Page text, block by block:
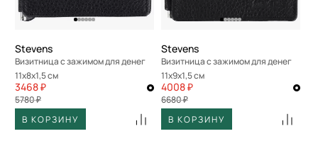
Stevens
Визитница с зажимом для денег
11x8x1,5 см
3468 ₽
5780 ₽
В КОРЗИНУ
Stevens
Визитница с зажимом для денег
11x9x1,5 см
4008 ₽
6680 ₽
В КОРЗИНУ